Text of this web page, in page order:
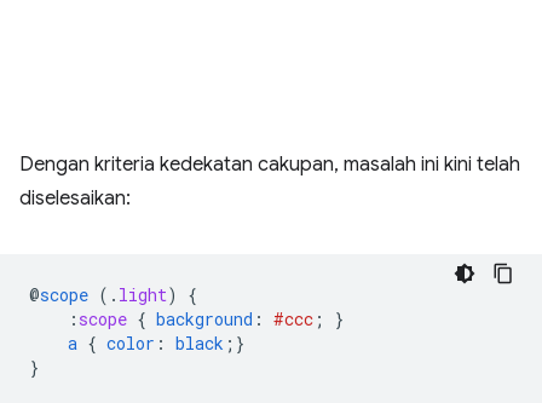
Dengan kriteria kedekatan cakupan, masalah ini kini telah
diselesaikan:
@scope ( . light)
{
: scope { background : #ccc ;
}
a { color : black ;}
}